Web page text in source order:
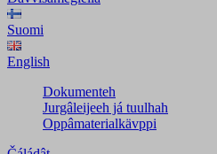
Suomi
English
Dokumenteh
Jurgâleijeeh já tuulhah
Oppâmaterialkävppi